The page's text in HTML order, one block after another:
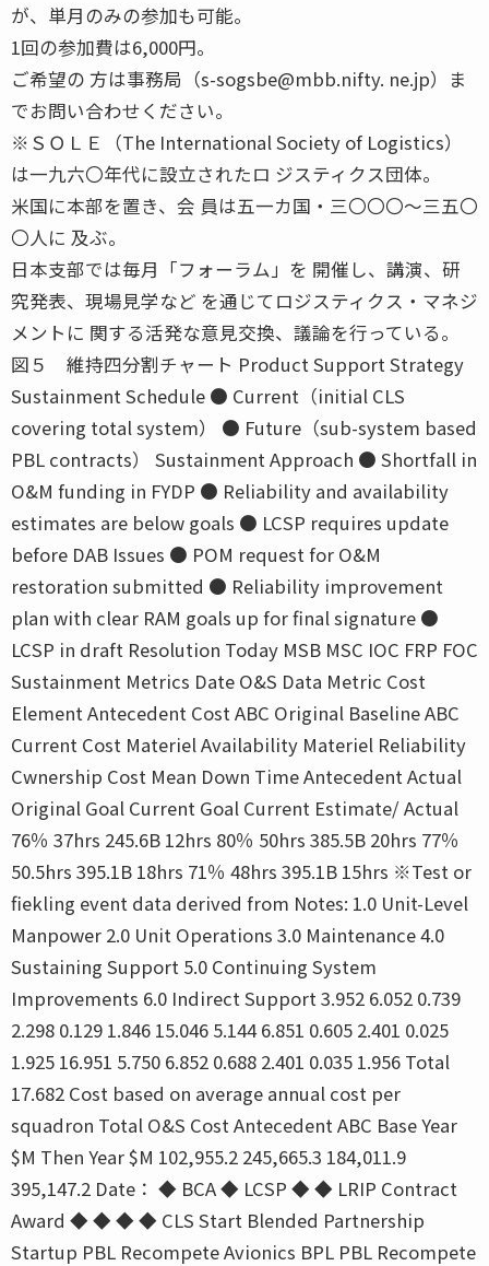
が、単月のみの参加も可能。
1回の参加費は6,000円。
ご希望の 方は事務局（s-sogsbe@mbb.nifty. ne.jp）ま
でお問い合わせください。
※ＳＯＬＥ（The International Society of Logistics）
は一九六〇年代に設立されたロ ジスティクス団体。
米国に本部を置き、会 員は五一カ国・三〇〇〇〜三五〇
〇人に 及ぶ。
日本支部では毎月「フォーラム」を 開催し、講演、研
究発表、現場見学など を通じてロジスティクス・マネジ
メントに 関する活発な意見交換、議論を行っている。
図５ 維持四分割チャート Product Support Strategy
Sustainment Schedule ● Current（initial CLS
covering total system） ● Future（sub-system based
PBL contracts） Sustainment Approach ● Shortfall in
O&M funding in FYDP ● Reliability and availability
estimates are below goals ● LCSP requires update
before DAB Issues ● POM request for O&M
restoration submitted ● Reliability improvement
plan with clear RAM goals up for final signature ●
LCSP in draft Resolution Today MSB MSC IOC FRP FOC
Sustainment Metrics Date O&S Data Metric Cost
Element Antecedent Cost ABC Original Baseline ABC
Current Cost Materiel Availability Materiel Reliability
Cwnership Cost Mean Down Time Antecedent Actual
Original Goal Current Goal Current Estimate/ Actual
76％ 37hrs 245.6B 12hrs 80％ 50hrs 385.5B 20hrs 77％
50.5hrs 395.1B 18hrs 71％ 48hrs 395.1B 15hrs ※Test or
fiekling event data derived from Notes: 1.0 Unit-Level
Manpower 2.0 Unit Operations 3.0 Maintenance 4.0
Sustaining Support 5.0 Continuing System
Improvements 6.0 Indirect Support 3.952 6.052 0.739
2.298 0.129 1.846 15.046 5.144 6.851 0.605 2.401 0.025
1.925 16.951 5.750 6.852 0.688 2.401 0.035 1.956 Total
17.682 Cost based on average annual cost per
squadron Total O&S Cost Antecedent ABC Base Year
$M Then Year $M 102,955.2 245,665.3 184,011.9
395,147.2 Date： ◆ BCA ◆ LCSP ◆ ◆ LRIP Contract
Award ◆ ◆ ◆ ◆ CLS Start Blended Partnership
Startup PBL Recompete Avionics BPL PBL Recompete